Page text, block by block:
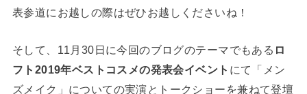
表参道にお越しの際はぜひお越しくださいね！
そして、11月30日に今回のブログのテーマでもある ロ
フト2019年ベストコスメの発表会イベント にて「メン
ズメイク」についての実演とトークショーを兼ねて登壇